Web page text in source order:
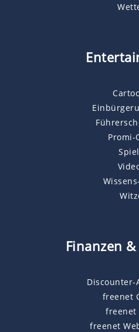
Promi-
Finanzen
Discounter-
freenet
freenet
freenet